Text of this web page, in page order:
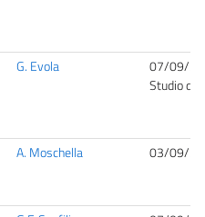
G. Evola
07/09/
Studio
A. Moschella 03/09/